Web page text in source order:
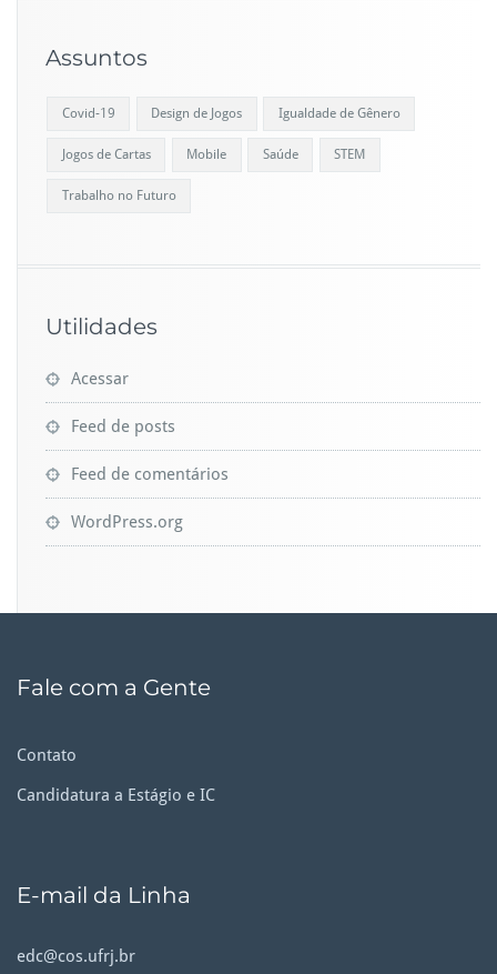
Assuntos
Covid-19 Design de Jogos Igualdade de Gênero
Jogos de Cartas Mobile Saúde STEM
Trabalho no Futuro
Utilidades
Acessar
Feed de posts
Feed de comentários
WordPress.org
Fale com a Gente
Contato
Candidatura a Estágio e IC
E-mail da Linha
edc@cos.ufrj.br